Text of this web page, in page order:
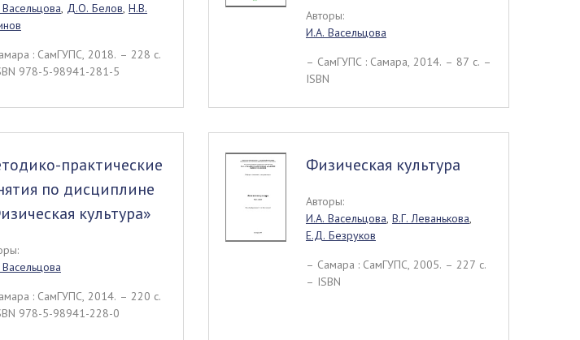
, Д.О. Белов, Н.В.
: СамГУПС, 2018. – 228 c.
978-5-98941-281-5
Авторы:
И.А. Васельцова
– СамГУПС : Самара, 2014. – 87 c. –
ISBN
практические
по дисциплине
культура»
: СамГУПС, 2014. – 220 c.
978-5-98941-228-0
Физическая культура
Авторы:
И.А. Васельцова, В.Г. Леванькова,
Е.Д. Безруков
– Самара : СамГУПС, 2005. – 227 c.
– ISBN